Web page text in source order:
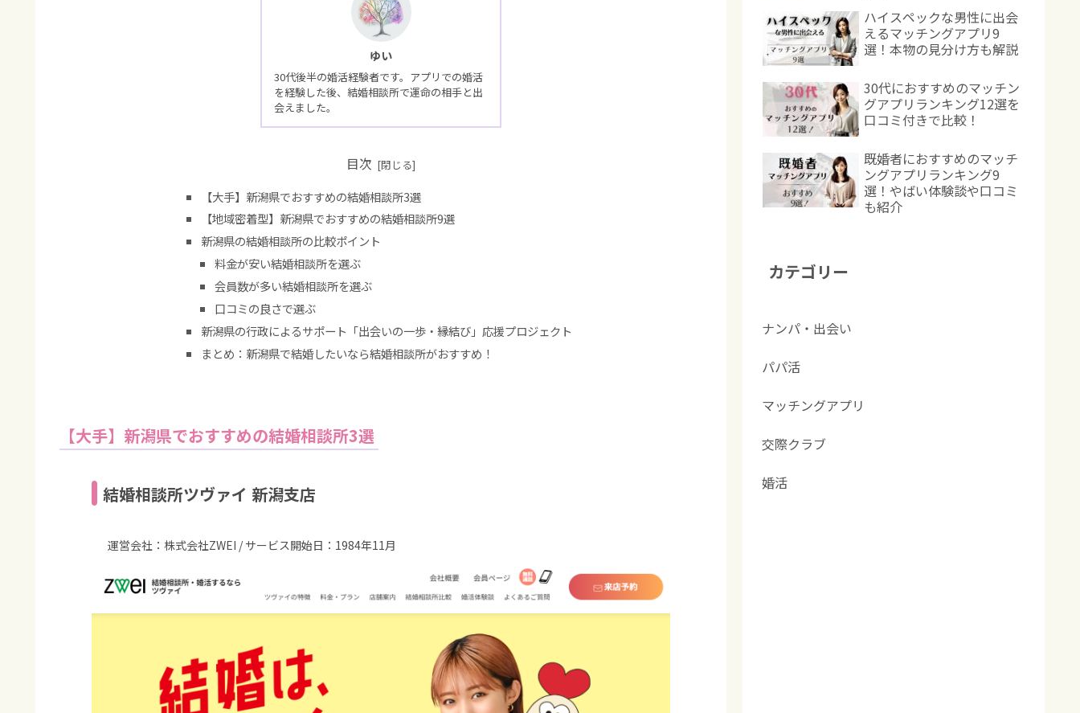
ゆい
30代後半の婚活経験者です。アプリでの婚活
を経験した後、結婚相談所で運命の相手と出
会えました。
目次
【大手】新潟県でおすすめの結婚相談所3選
【地域密着型】新潟県でおすすめの結婚相談所9選
新潟県の結婚相談所の比較ポイント
料金が安い結婚相談所を選ぶ
会員数が多い結婚相談所を選ぶ
口コミの良さで選ぶ
新潟県の行政によるサポート「出会いの一歩・縁結び」応援プロジェクト
まとめ：新潟県で結婚したいなら結婚相談所がおすすめ！
【大手】新潟県でおすすめの結婚相談所3選
結婚相談所ツヴァイ 新潟支店
運営会社：株式会社ZWEI / サービス開始日：1984年11月
ハイスペックな男性に出会
えるマッチングアプリ9
選！本物の見分け方も解説
30代におすすめのマッチン
グアプリランキング12選を
口コミ付きで比較！
既婚者におすすめのマッチ
ングアプリランキング9
選！やばい体験談や口コミ
も紹介
カテゴリー
ナンパ・出会い
パパ活
マッチングアプリ
交際クラブ
婚活